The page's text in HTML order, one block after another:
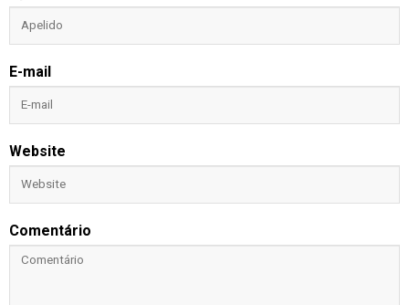
E-mail
Website
Comentário